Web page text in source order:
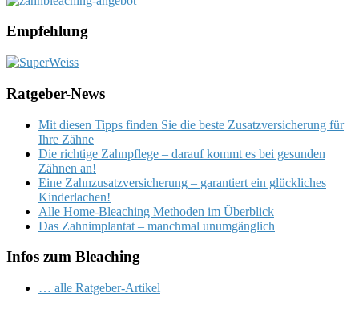
Empfehlung
Ratgeber-News
Mit diesen Tipps finden Sie die beste Zusatzversicherung für
Ihre Zähne
Die richtige Zahnpflege – darauf kommt es bei gesunden
Zähnen an!
Eine Zahnzusatzversicherung – garantiert ein glückliches
Kinderlachen!
Alle Home-Bleaching Methoden im Überblick
Das Zahnimplantat – manchmal unumgänglich
Infos zum Bleaching
… alle Ratgeber-Artikel